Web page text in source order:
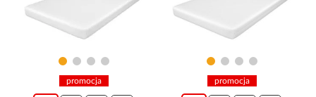
promocja promocja